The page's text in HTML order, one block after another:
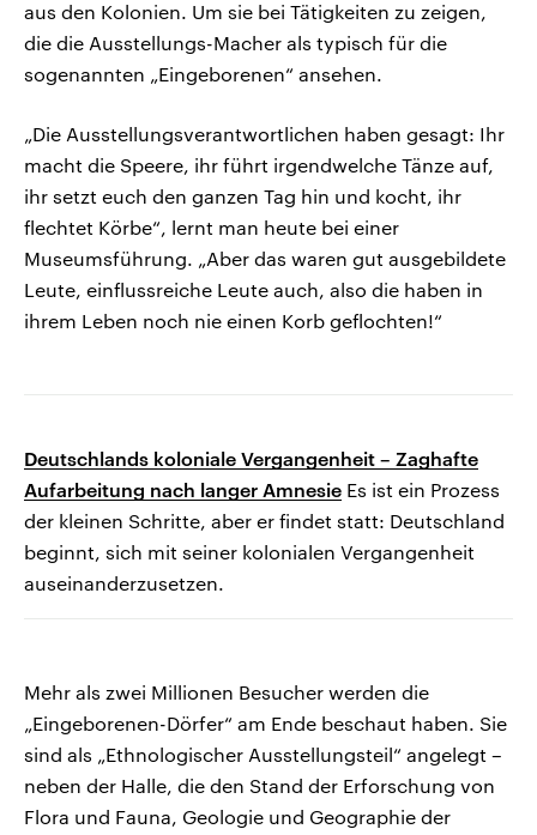
aus den Kolonien. Um sie bei Tätigkeiten zu zeigen,
die die Ausstellungs-Macher als typisch für die
sogenannten „Eingeborenen“ ansehen.
„Die Ausstellungsverantwortlichen haben gesagt: Ihr
macht die Speere, ihr führt irgendwelche Tänze auf,
ihr setzt euch den ganzen Tag hin und kocht, ihr
flechtet Körbe“, lernt man heute bei einer
Museumsführung. „Aber das waren gut ausgebildete
Leute, einflussreiche Leute auch, also die haben in
ihrem Leben noch nie einen Korb geflochten!“
Deutschlands koloniale Vergangenheit – Zaghafte
Aufarbeitung nach langer Amnesie Es ist ein Prozess
der kleinen Schritte, aber er findet statt: Deutschland
beginnt, sich mit seiner kolonialen Vergangenheit
auseinanderzusetzen.
Mehr als zwei Millionen Besucher werden die
„Eingeborenen-Dörfer“ am Ende beschaut haben. Sie
sind als „Ethnologischer Ausstellungsteil“ angelegt –
neben der Halle, die den Stand der Erforschung von
Flora und Fauna, Geologie und Geographie der